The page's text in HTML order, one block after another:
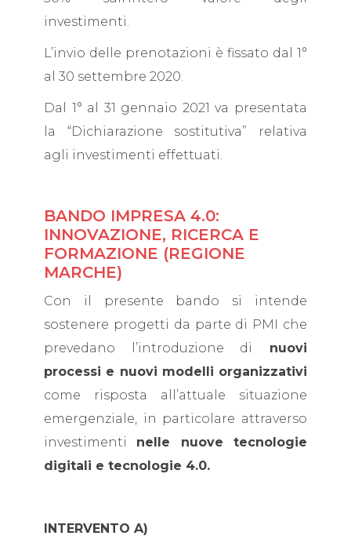
investimenti.
L’invio delle prenotazioni è fissato dal 1°
al 30 settembre 2020.
Dal 1° al 31 gennaio 2021 va presentata
la “Dichiarazione sostitutiva” relativa
agli investimenti effettuati.
BANDO IMPRESA 4.0:
INNOVAZIONE, RICERCA E
FORMAZIONE (REGIONE
MARCHE)
Con il presente bando si intende
sostenere progetti da parte di PMI che
prevedano l’introduzione di
nuovi
processi e nuovi modelli organizzativi
come risposta all’attuale situazione
emergenziale, in particolare attraverso
investimenti nelle nuove tecnologie
digitali e tecnologie 4.0.
INTERVENTO A)